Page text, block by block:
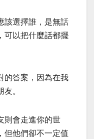
該選擇誰，是無話
可以把什麼話都擺
的答案，因為在我
。
則會走進你的世
但他們卻不一定值